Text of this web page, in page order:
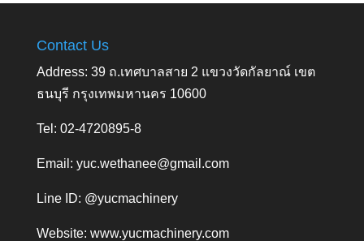
Contact Us
Address: 39 ถ.เทศบาลสาย 2 แขวงวัดกัลยาณ์ เขต
ธนบุรี กรุงเทพมหานคร 10600
Tel: 02-4720895-8
Email: yuc.wethanee@gmail.com
Line ID: @yucmachinery
Website: www.yucmachinery.com